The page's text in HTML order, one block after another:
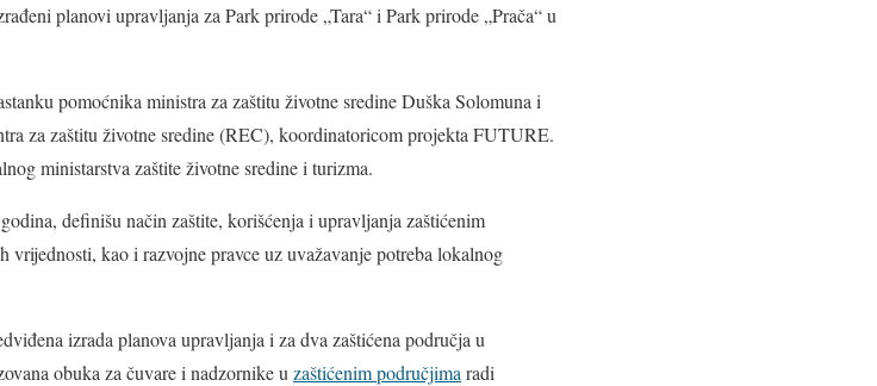
planovi upravljanja za Park prirode „Tara“ i Park prirode „Prača“ u
pomoćnika ministra za zaštitu životne sredine Duška Solomuna i
za zaštitu životne sredine (REC), koordinatoricom projekta FUTURE.
ministarstva zaštite životne sredine i turizma.
definišu način zaštite, korišćenja i upravljanja zaštićenim
kao i razvojne pravce uz uvažavanje potreba lokalnog
izrada planova upravljanja i za dva zaštićena područja u
obuka za čuvare i nadzornike u zaštićenim područjima radi